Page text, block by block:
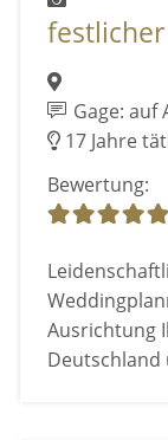
festlicher
Gage: auf
17 Jahre
Bewertung:
Ausrichtung
Deutschland